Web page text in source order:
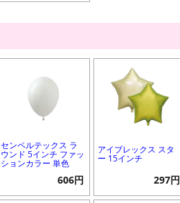
センペルテックス ラ
ウンド 5インチ ファッ
ションカラー 単色
606円
アイブレックス スタ
ー 15インチ
297円